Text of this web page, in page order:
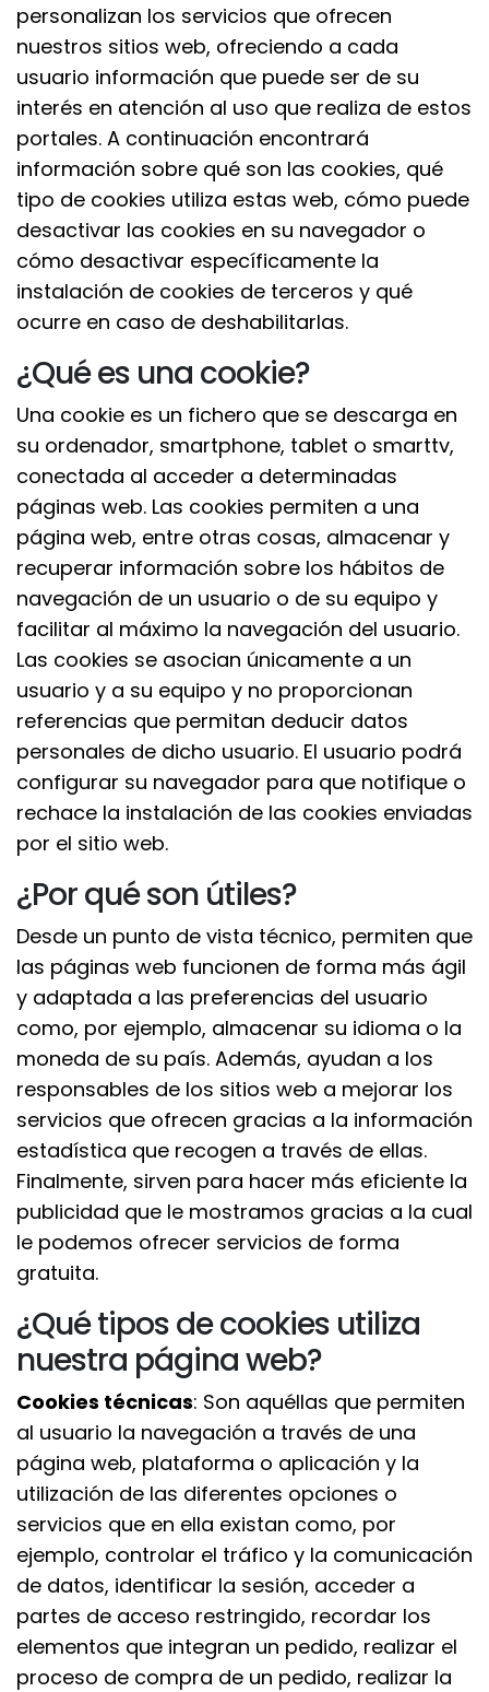
personalizan los servicios que ofrecen
nuestros sitios web, ofreciendo a cada
usuario información que puede ser de su
interés en atención al uso que realiza de estos
portales. A continuación encontrará
información sobre qué son las cookies, qué
tipo de cookies utiliza estas web, cómo puede
desactivar las cookies en su navegador o
cómo desactivar específicamente la
instalación de cookies de terceros y qué
ocurre en caso de deshabilitarlas.
¿Qué es una cookie?
Una cookie es un fichero que se descarga en
su ordenador, smartphone, tablet o smarttv,
conectada al acceder a determinadas
páginas web. Las cookies permiten a una
página web, entre otras cosas, almacenar y
recuperar información sobre los hábitos de
navegación de un usuario o de su equipo y
facilitar al máximo la navegación del usuario.
Las cookies se asocian únicamente a un
usuario y a su equipo y no proporcionan
referencias que permitan deducir datos
personales de dicho usuario. El usuario podrá
configurar su navegador para que notifique o
rechace la instalación de las cookies enviadas
por el sitio web.
¿Por qué son útiles?
Desde un punto de vista técnico, permiten que
las páginas web funcionen de forma más ágil
y adaptada a las preferencias del usuario
como, por ejemplo, almacenar su idioma o la
moneda de su país. Además, ayudan a los
responsables de los sitios web a mejorar los
servicios que ofrecen gracias a la información
estadística que recogen a través de ellas.
Finalmente, sirven para hacer más eficiente la
publicidad que le mostramos gracias a la cual
le podemos ofrecer servicios de forma
gratuita.
¿Qué tipos de cookies utiliza
nuestra página web?
Cookies técnicas: Son aquéllas que permiten
al usuario la navegación a través de una
página web, plataforma o aplicación y la
utilización de las diferentes opciones o
servicios que en ella existan como, por
ejemplo, controlar el tráfico y la comunicación
de datos, identificar la sesión, acceder a
partes de acceso restringido, recordar los
elementos que integran un pedido, realizar el
proceso de compra de un pedido, realizar la